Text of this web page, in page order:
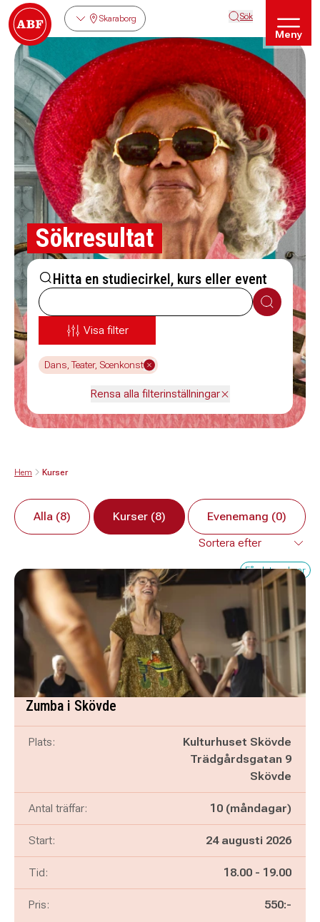
Skaraborg Sök
Meny
Sökresultat
Hitta en studiecirkel, kurs eller event
Sök
Visa filter
Dans, Teater, Scenkonst
Rensa alla filterinställningar
Hem Kurser
Alla (8) Kurser (8) Evenemang (0)
Få platser kvar
Zumba i Skövde
Plats:
Kulturhuset Skövde
Trädgårdsgatan 9
Skövde
Antal träffar: 10 (måndagar)
Start: 24 augusti 2026
Tid: Pågår mellan
18.00 - och
19.00
Pris: 550:-